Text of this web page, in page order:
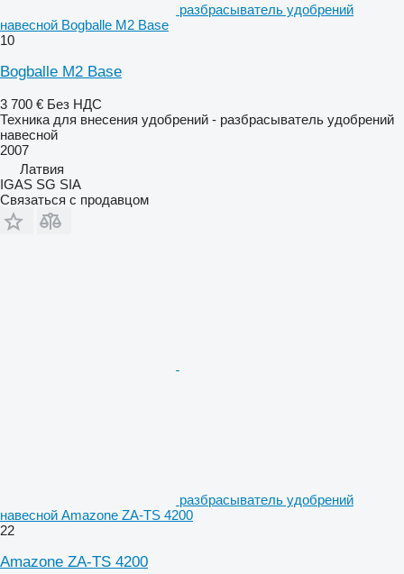
разбрасыватель удобрений
навесной Bogballe M2 Base
10
Bogballe M2 Base
3 700 € Без НДС
Техника для внесения удобрений - разбрасыватель удобрений
навесной
2007
Латвия
IGAS SG SIA
Связаться с продавцом
разбрасыватель удобрений
навесной Amazone ZA-TS 4200
22
Amazone ZA-TS 4200